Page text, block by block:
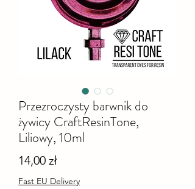
Przezroczysty barwnik do
żywicy CraftResinTone,
Liliowy, 10ml
14,00 złCena
Fast EU Delivery